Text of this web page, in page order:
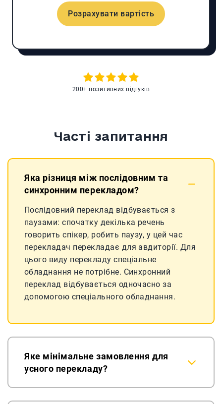
Розрахувати вартість
200+ позитивних відгуків
Часті запитання
Яка різниця між послідовним та
синхронним перекладом?
Послідовний переклад відбувається з
паузами: спочатку декілька речень
говорить спікер, робить паузу, у цей час
перекладач перекладає для авдиторії. Для
цього виду перекладу спеціальне
обладнання не потрібне. Синхронний
переклад відбувається одночасно за
допомогою спеціального обладнання.
Яке мінімальне замовлення для
усного перекладу?